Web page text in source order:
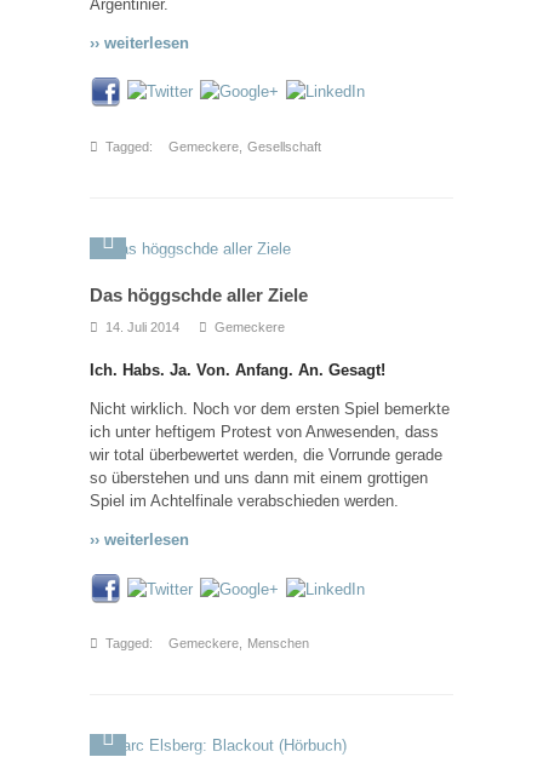
Argentinier.
›› weiterlesen
Tagged: Gemeckere, Gesellschaft
Das höggschde aller Ziele
14. Juli 2014 Gemeckere
Ich. Habs. Ja. Von. Anfang. An. Gesagt!
Nicht wirklich. Noch vor dem ersten Spiel bemerkte
ich unter heftigem Protest von Anwesenden, dass
wir total überbewertet werden, die Vorrunde gerade
so überstehen und uns dann mit einem grottigen
Spiel im Achtelfinale verabschieden werden.
›› weiterlesen
Tagged: Gemeckere, Menschen